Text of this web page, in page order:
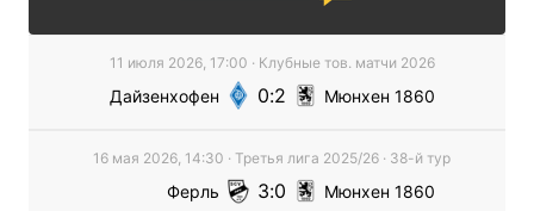
11 июля 2026, 17:00 · Клубные тов. матчи 2026
Дайзенхофен 0 2 Мюнхен 1860
16 мая 2026, 14:30 · Третья лига 2025/26 · 38-й тур
Ферль 3 0 Мюнхен 1860